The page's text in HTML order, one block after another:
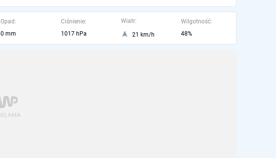
Opad:
0 mm
Ciśnienie:
1017 hPa
Wiatr:
21 km/h
Wilgotność:
48%